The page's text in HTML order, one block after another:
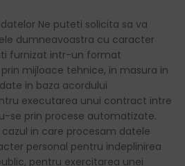
Ne puteti solicita sa va
dumneavoastra cu caracter
furnizat intr-un format
mijloace tehnice, in masura in
in baza acordului
executarea unui contract intre
se prin procese automatizate.
in care procesam datele
personal pentru indeplinirea
pentru exercitarea unei